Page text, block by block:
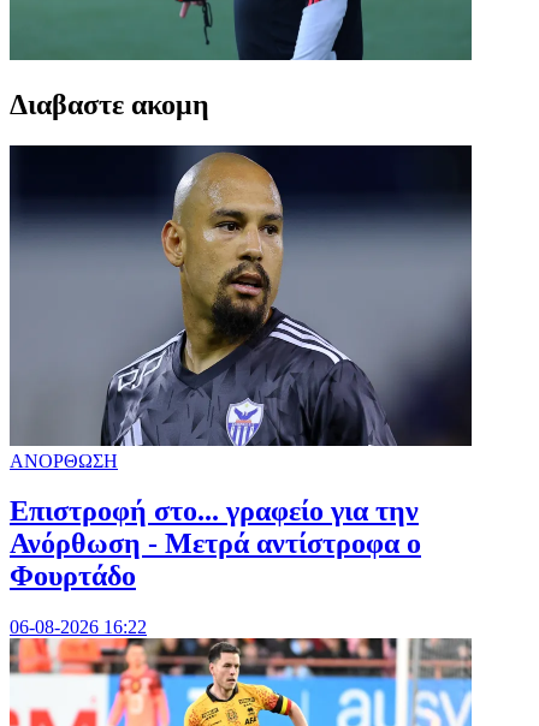
Διαβαστε ακομη
ΑΝΟΡΘΩΣΗ
Επιστροφή στο... γραφείο για την
Ανόρθωση - Μετρά αντίστροφα ο
Φουρτάδο
06-08-2026 16:22